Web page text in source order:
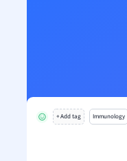
+ Add tag Immunology